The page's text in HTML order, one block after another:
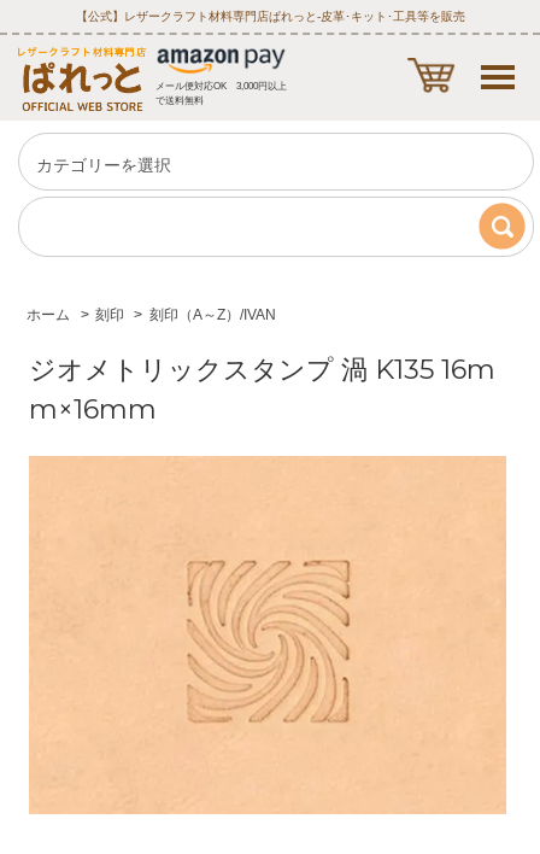
【公式】レザークラフト材料専門店ぱれっと‐皮革･キット･工具等を販売
メール便対応OK 3,000円以上
で送料無料
ホーム > 刻印 > 刻印（A～Z）/IVAN
ジオメトリックスタンプ 渦 K135 16m
m×16mm